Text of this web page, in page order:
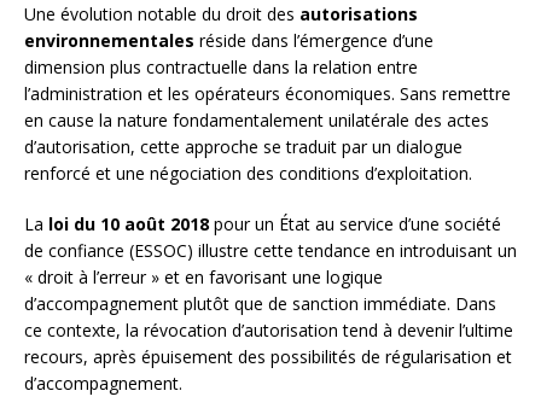
Une évolution notable du droit des autorisations
environnementales réside dans l’émergence d’une
dimension plus contractuelle dans la relation entre
l’administration et les opérateurs économiques. Sans remettre
en cause la nature fondamentalement unilatérale des actes
d’autorisation, cette approche se traduit par un dialogue
renforcé et une négociation des conditions d’exploitation.
La loi du 10 août 2018 pour un État au service d’une société
de confiance (ESSOC) illustre cette tendance en introduisant un
« droit à l’erreur » et en favorisant une logique
d’accompagnement plutôt que de sanction immédiate. Dans
ce contexte, la révocation d’autorisation tend à devenir l’ultime
recours, après épuisement des possibilités de régularisation et
d’accompagnement.